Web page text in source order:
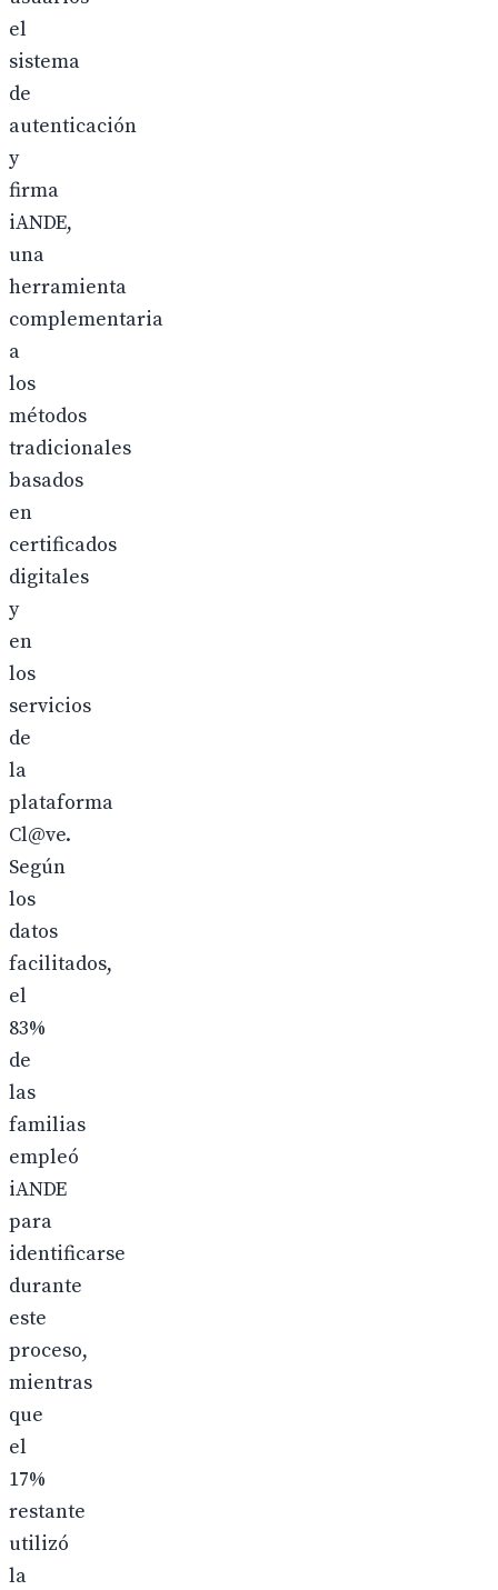
el
sistema
de
autenticación
y
firma
iANDE,
una
herramienta
complementaria
a
los
métodos
tradicionales
basados
en
certificados
digitales
y
en
los
servicios
de
la
plataforma
Cl@ve.
Según
los
datos
facilitados,
el
83%
de
las
familias
empleó
iANDE
para
identificarse
durante
este
proceso,
mientras
que
el
17%
restante
utilizó
la